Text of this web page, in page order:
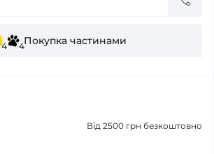
4 4Покупка частинами
Від 2500 грн безкоштовно